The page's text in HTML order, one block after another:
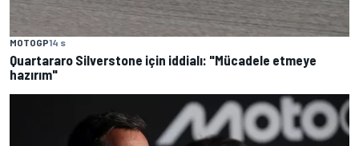
MOTOGP14 s
Quartararo Silverstone için iddialı: "Mücadele etmeye
hazırım"